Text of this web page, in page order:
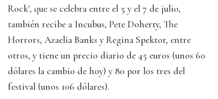
Rock', que se celebra entre el 5 y el 7 de julio,
también recibe a Incubus, Pete Doherty, The
Horrors, Azaelia Banks y Regina Spektor, entre
otros, y tiene un precio diario de 45 euros (unos 60
dólares la cambio de hoy) y 80 por los tres del
festival (unos 106 dólares).